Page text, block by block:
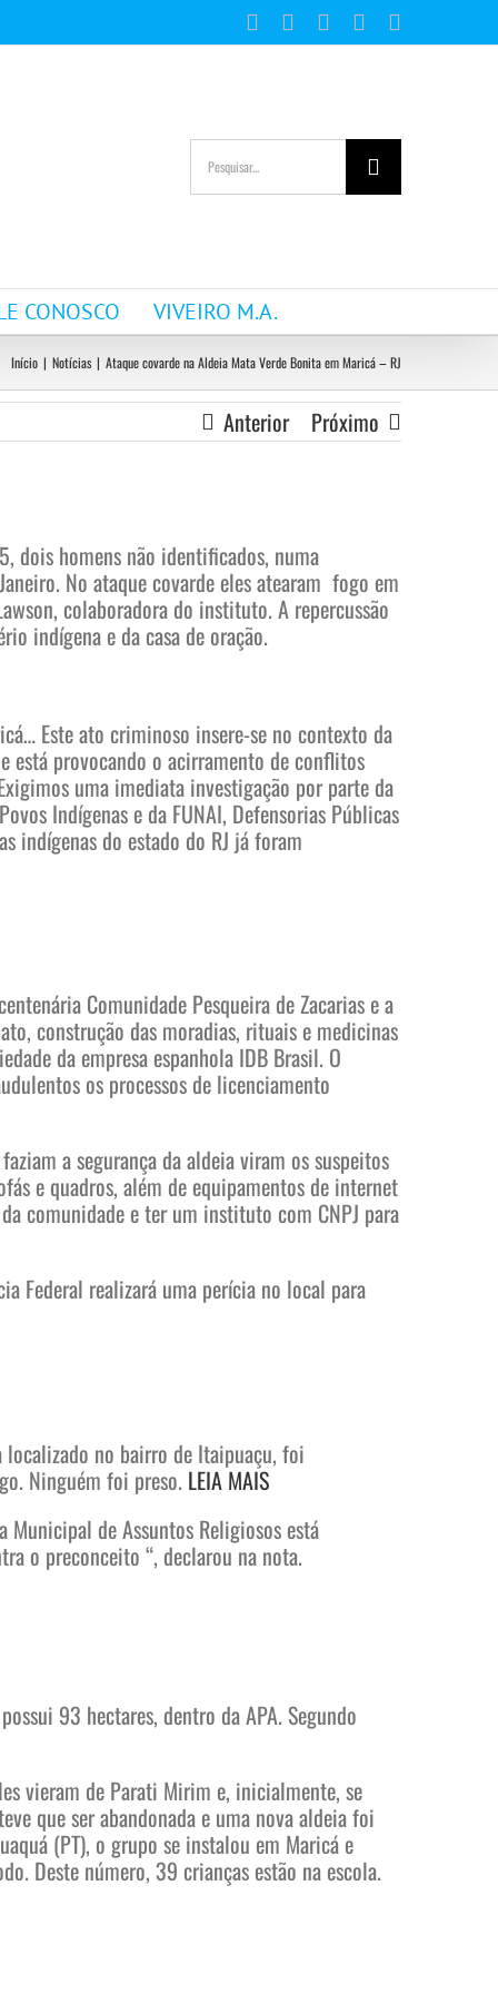
FacebookInstagramYouTubeWhatsApp
mail
Buscar
resultados
para:
CONOSCO VIVEIRO M.A.
Início | Notícias | Ataque covarde na Aldeia Mata Verde Bonita em Maricá – RJ
Anterior Próximo
dois homens não identificados, numa
No ataque covarde eles atearam fogo em
colaboradora do instituto. A repercussão
indígena e da casa de oração.
Este ato criminoso insere-se no contexto da
está provocando o acirramento de conflitos
uma imediata investigação por parte da
Indígenas e da FUNAI, Defensorias Públicas
indígenas do estado do RJ já foram
Comunidade Pesqueira de Zacarias e a
construção das moradias, rituais e medicinas
da empresa espanhola IDB Brasil. O
os processos de licenciamento
a segurança da aldeia viram os suspeitos
e quadros, além de equipamentos de internet
comunidade e ter um instituto com CNPJ para
Federal realizará uma perícia no local para
localizado no bairro de Itaipuaçu, foi
Ninguém foi preso. LEIA MAIS
Municipal de Assuntos Religiosos está
o preconceito “, declarou na nota.
93 hectares, dentro da APA. Segundo
vieram de Parati Mirim e, inicialmente, se
que ser abandonada e uma nova aldeia foi
(PT), o grupo se instalou em Maricá e
Deste número, 39 crianças estão na escola.